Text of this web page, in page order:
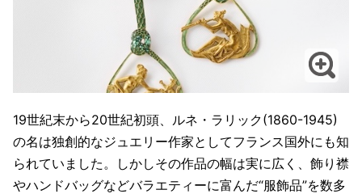
19世紀末から20世紀初頭、ルネ・ラリック(1860-1945)
の名は独創的なジュエリー作家としてフランス国外にも知
られていました。しかしその作品の幅は実に広く、飾り襟
やハンドバッグなどバラエティーに富んだ“服飾品”を数多